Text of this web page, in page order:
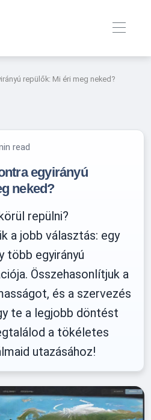
repülők: Mi éri meg neked?
read
egyirányú
neked?
repülni?
a jobb választás: egy
több egyirányú
Összehasonlítjuk a
és a szervezés
te a legjobb döntést
a tökéletes
utazásához!